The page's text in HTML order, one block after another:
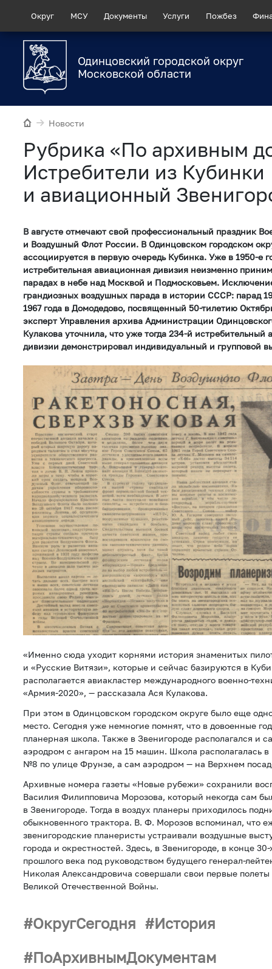
Округ МСУ Документы Услуги Пожбез
Одинцовский городской округ
Московской области
Новости
Рубрика «По архивным
Истребители из Кубинки
и авиационный
В августе отмечают свой профессиональный праздник
и Воздушный Флот России. В Одинцовском городском
ассоциируется в первую очередь Кубинка. Уже в 1950-е
истребительная авиационная дивизия неизменно
парадах в небе над Москвой и Подмосковьем.
грандиозных воздушных парада в истории СССР: парад
1967 года в Домодедово, посвященный 50-тилетию
эксперт Управления архива Администрации
Кулакова уточнила, что уже тогда 234-й
дивизии демонстрировал индивидуальный и групповой
«Именно сюда уходит корнями история знаменитых
и «Русские Витязи», которые и сейчас базируются в
располагается авиакластер международного военно-
«Армия-2020», — рассказала Ася Кулакова.
При этом в Одинцовском городском округе было еще
место. Сегодня уже немногие помнят, что в довоенные
планерная школа. Также в Звенигороде располагался и
аэродром с ангаром на 15 машин. Школа располагалась
№8 по улице Фрунзе, а сам аэродром — на Верхнем
Архивные номера газеты «Новые рубежи» сохранили
Василия Филипповича Морозова, который некогда сам
в Звенигороде. Тогда в воздух планеры приходилось
обыкновенного трактора. В. Ф. Морозов вспоминал, что
звенигородские планеристы устраивали воздушные
города и окрестностей. Здесь, в Звенигороде, в конце
прошлого века под руководством будущего генерал-
Николая Александровича совершали свои первые
Великой Отечественной Войны.
ОкругСегодня
История
ПоАрхивнымДокументам